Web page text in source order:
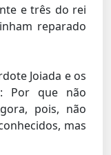
e três do rei
reparado
Joiada e os
Por que não
pois, não
mas